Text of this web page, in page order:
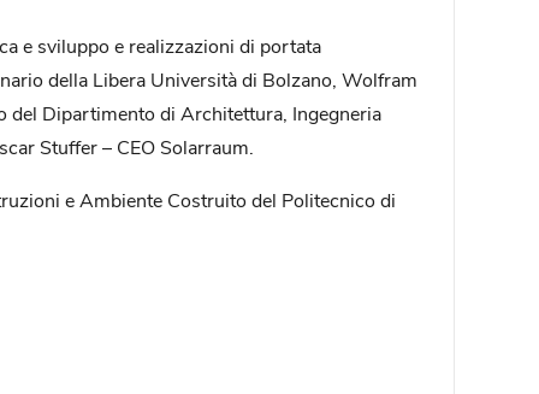
e sviluppo e realizzazioni di portata
della Libera Università di Bolzano, Wolfram
del Dipartimento di Architettura, Ingegneria
Stuffer – CEO Solarraum.
e Ambiente Costruito del Politecnico di